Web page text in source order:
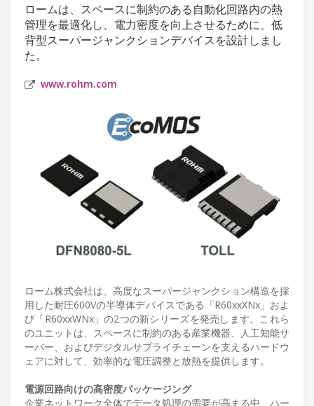
ロームは、スペースに制約のある自動化回路内の熱
管理を最適化し、電力密度を向上させるために、低
背型スーパージャンクションデバイスを設計しまし
た。
www.rohm.com
ローム株式会社は、高度なスーパージャンクション構造を採
用した耐圧600Vの半導体デバイスである「R60xxXNx」およ
び「R60xxWNx」の2つの新シリーズを発売します。これら
のユニットは、スペースに制約のある産業機器、人工知能サ
ーバー、およびデジタルサプライチェーンを支えるハードウ
ェアに対して、効率的な電圧調整と放熱を提供します。
電源回路向けの高密度パッケージング
企業ネットワーク全体でデータ処理の需要が高まる中、ハー